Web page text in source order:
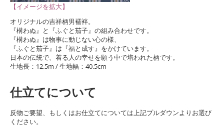
【イメージを拡大】
オリジナルの吉祥柄男襦袢。
『構わぬ』と『ふぐと茄子』の組み合わせです。
『構わぬ』は物事に動じない心の様、
『ふぐと茄子』は『福と成す』をかけています。
日本の伝統で、着る人の幸せを願う中で培われた柄です。
生地長：12.5m / 生地幅：40.5cm
仕立てについて
反物ご要望、もしくはお仕立てについては上記プルダウンよりお選び
ください。